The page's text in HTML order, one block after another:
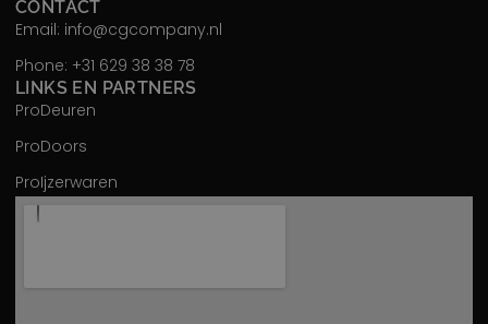
CONTACT
Email: info@cgcompany.nl
Phone: +31 629 38 38 78
LINKS EN PARTNERS
ProDeuren
ProDoors
ProIjzerwaren